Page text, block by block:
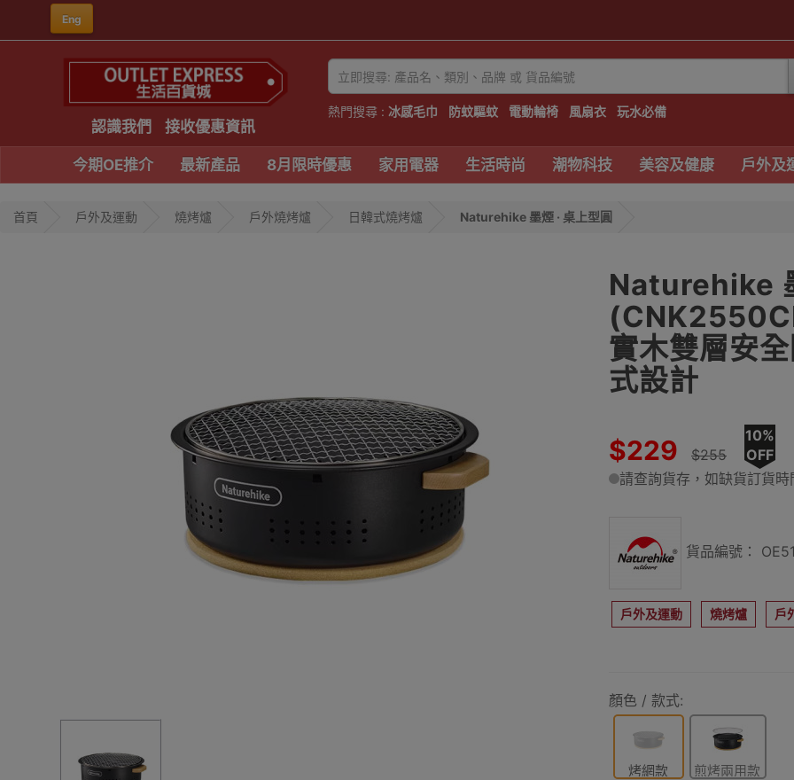
Eng
認識我們 接收優惠資訊
熱門搜尋 : 冰感毛巾 防蚊驅蚊 電動輪椅 風扇衣 玩水必備
今期OE推介 最新產品 8月限時優惠 家用電器 生活時尚 潮物科技 美容及健康 戶外及
首頁 戶外及運動 燒烤爐 戶外燒烤爐 日韓式燒烤爐 Naturehike 墨煙 · 桌上型圓
Naturehike
實木雙層安
式設計
$229 $255
10%
OFF
請查詢貨存，如缺貨訂貨
貨品編號：
戶外及運動 燒烤爐 戶
顏色 / 款式:
烤網款 煎烤兩用款